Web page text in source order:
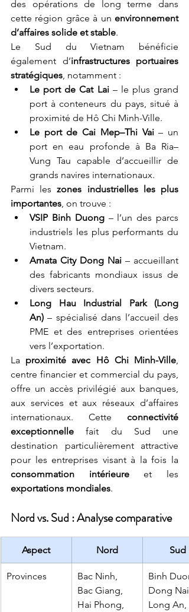
des opérations de long terme dans
cette région grâce à un environnement
d’affaires solide et stable.
Le Sud du Vietnam bénéficie
également d’infrastructures portuaires
stratégiques, notamment :
Le port de Cat Lai – le plus grand
port à conteneurs du pays, situé à
proximité de Hô Chi Minh-Ville.
Le port de Cai Mep–Thi Vai – un
port en eau profonde à Ba Ria–
Vung Tau capable d’accueillir de
grands navires internationaux.
Parmi les zones industrielles les plus
importantes, on trouve :
VSIP Binh Duong – l’un des parcs
industriels les plus performants du
Vietnam.
Amata City Dong Nai – accueillant
des fabricants mondiaux issus de
divers secteurs.
Long Hau Industrial Park (Long
An) – spécialisé dans l’accueil des
PME et des entreprises orientées
vers l’exportation.
La proximité avec Hô Chi Minh-Ville,
centre financier et commercial du pays,
offre un accès privilégié aux banques,
aux services et aux réseaux d’affaires
internationaux. Cette connectivité
exceptionnelle fait du Sud une
destination particulièrement attractive
consommation intérieure
exportations mondiales.
Nord vs. Sud : Analyse comparative
Aspect Nord Sud
Provinces
Bac Ninh,
Bac Giang,
Hai Phong,
Binh
Dong Nai,
Long An,